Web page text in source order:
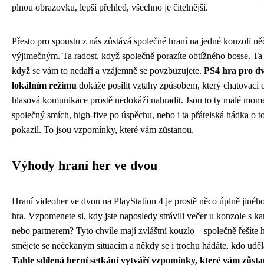
plnou obrazovku, lepší přehled, všechno je čitelnější.
Přesto pro spoustu z nás zůstává společné hraní na jedné konzoli
výjimečným. Ta radost, když společně porazíte obtížného bosse.
když se vám to nedaří a vzájemně se povzbuzujete. PS4 hra pro
lokálním režimu dokáže posílit vztahy způsobem, který chatovací
hlasová komunikace prostě nedokáží nahradit. Jsou to ty malé
společný smích, high-five po úspěchu, nebo i ta přátelská hádka o
pokazil. To jsou vzpomínky, které vám zůstanou.
Výhody hraní her ve dvou
Hraní videoher ve dvou na PlayStation 4 je prostě něco úplně
hra. Vzpomenete si, kdy jste naposledy strávili večer u konzole s
nebo partnerem? Tyto chvíle mají zvláštní kouzlo – společně řešíte
smějete se nečekaným situacím a někdy se i trochu hádáte, kdo
Tahle sdílená herní setkání vytváří vzpomínky, které vám